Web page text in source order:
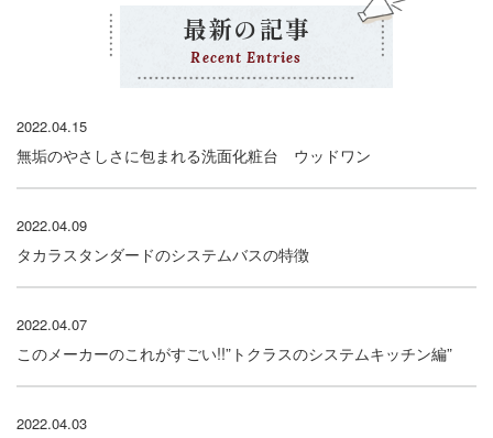
最新の記事
Recent Entries
2022.04.15
無垢のやさしさに包まれる洗面化粧台 ウッドワン
2022.04.09
タカラスタンダードのシステムバスの特徴
2022.04.07
このメーカーのこれがすごい!!”トクラスのシステムキッチン編”
2022.04.03